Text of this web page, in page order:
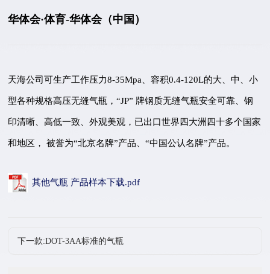
华体会·体育-华体会（中国）
天海公司可生产工作压力8-35Mpa、容积0.4-120L的大、中、小
型各种规格高压无缝气瓶，“JP” 牌钢质无缝气瓶安全可靠、钢
印清晰、高低一致、外观美观，已出口世界四大洲四十多个国家
和地区， 被誉为“北京名牌”产品、“中国公认名牌”产品。
其他气瓶 产品样本下载.pdf
下一款:DOT-3AA标准的气瓶